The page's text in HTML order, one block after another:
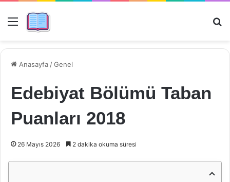
Menü
Anasayfa /Genel
Edebiyat Bölümü Taban
Puanları 2018
26 Mayıs 2026 2 dakika okuma süresi